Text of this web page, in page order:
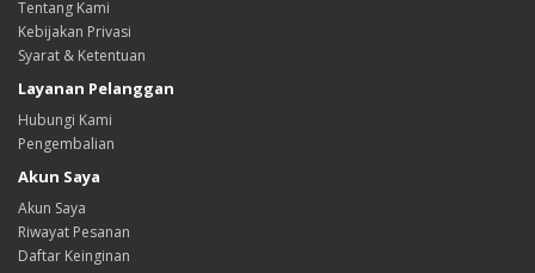
Tentang Kami
Kebijakan Privasi
Syarat & Ketentuan
Layanan Pelanggan
Hubungi Kami
Pengembalian
Akun Saya
Akun Saya
Riwayat Pesanan
Daftar Keinginan